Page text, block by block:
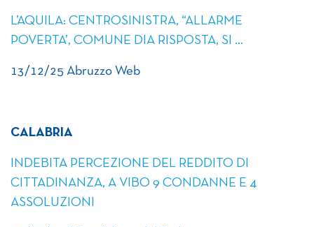
L’AQUILA: CENTROSINISTRA, “ALLARME
POVERTA’, COMUNE DIA RISPOSTA, SI …
13/12/25 Abruzzo Web
CALABRIA
INDEBITA PERCEZIONE DEL REDDITO DI
CITTADINANZA, A VIBO 9 CONDANNE E 4
ASSOLUZIONI